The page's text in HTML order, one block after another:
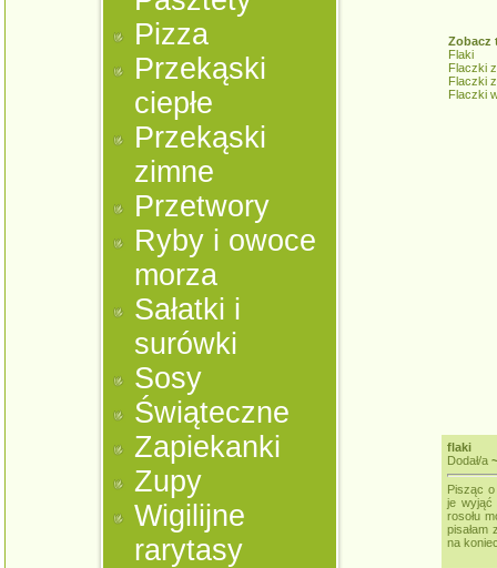
Pizza
Przekąski
ciepłe
Przekąski
zimne
Przetwory
Ryby i owoce
morza
Sałatki i
surówki
Sosy
Świąteczne
Zapiekanki
Zupy
Wigilijne
rarytasy
Zobacz
Flaki
Flaczki
Flaczki
Flaczki
flaki
Dodał/a
Pisząc o
je wyjąć
rosołu
pisałam
na